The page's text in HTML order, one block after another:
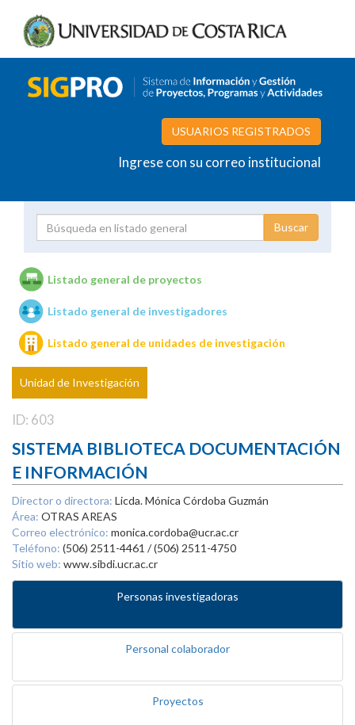
USUARIOS REGISTRADOS
Ingrese con su correo institucional
Unidades de investigación
Listado general de proyectos
Listado general de investigadores
Listado general de unidades de investigación
Unidad de Investigación
ID: 603
SISTEMA BIBLIOTECA DOCUMENTACIÓN
E INFORMACIÓN
Director o directora: Licda. Mónica Córdoba Guzmán
Área: OTRAS AREAS
Correo electrónico: monica.cordoba@ucr.ac.cr
Teléfono: (506) 2511-4461 / (506) 2511-4750
Sitio web: www.sibdi.ucr.ac.cr
Personas investigadoras
Personal colaborador
Proyectos